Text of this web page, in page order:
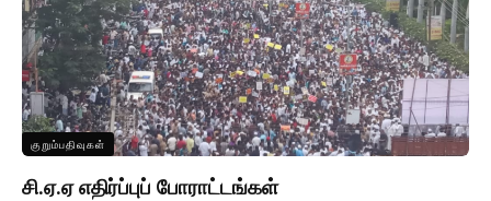
குறும்பதிவுகள்
சி.ஏ.ஏ எதிர்ப்புப் போராட்டங்கள்